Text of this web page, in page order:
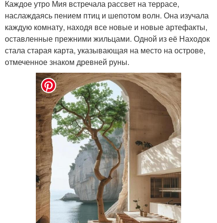
Каждое утро Мия встречала рассвет на террасе,
наслаждаясь пением птиц и шепотом волн. Она изучала
каждую комнату, находя все новые и новые артефакты,
оставленные прежними жильцами. Одной из её Находок
стала старая карта, указывающая на место на острове,
отмеченное знаком древней руны.